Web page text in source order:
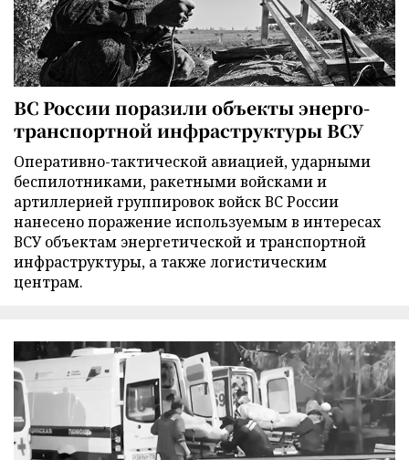
ВС России поразили объекты энерго-
транспортной инфраструктуры ВСУ
Оперативно-тактической авиацией, ударными
беспилотниками, ракетными войсками и
артиллерией группировок войск ВС России
нанесено поражение используемым в интересах
ВСУ объектам энергетической и транспортной
инфраструктуры, а также логистическим
центрам.